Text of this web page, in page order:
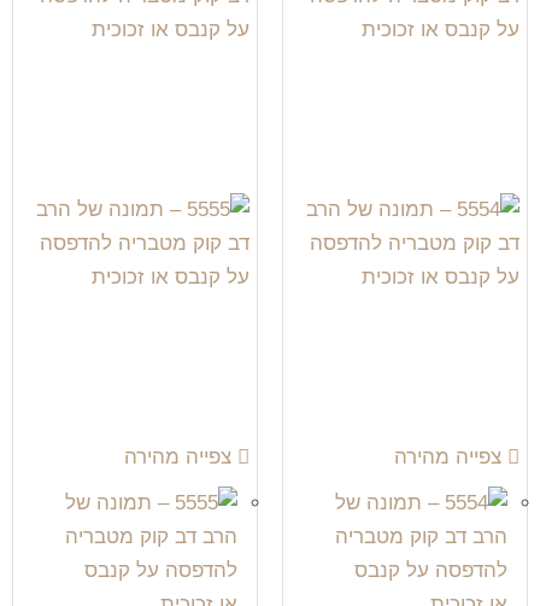
צפייה מהירה צפייה מהירה